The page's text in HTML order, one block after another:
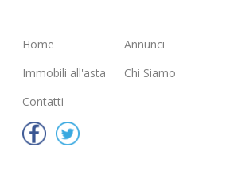
Home
Annunci
Immobili all'asta
Chi Siamo
Contatti
Appartamento - GIARDINI